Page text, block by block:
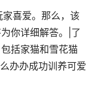
喜爱。那么，该
你详细解答。|了
括家猫和雪花猫
办办成功训养可爱